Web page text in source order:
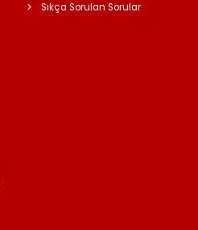
Sıkça Sorulan Sorular